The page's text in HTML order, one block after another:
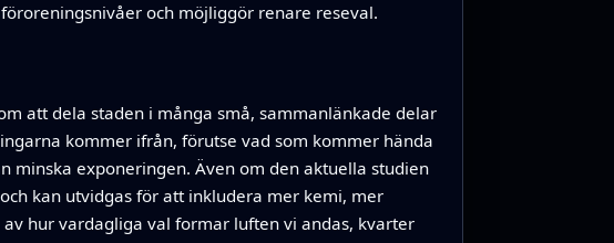
och möjliggör renare reseval.
att dela staden i många små, sammanlänkade delar
kommer ifrån, förutse vad som kommer hända
exponeringen. Även om den aktuella studien
kan utvidgas för att inkludera mer kemi, mer
hur vardagliga val formar luften vi andas, kvarter